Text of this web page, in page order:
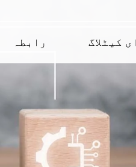
رابطہ ای کیٹلاگ